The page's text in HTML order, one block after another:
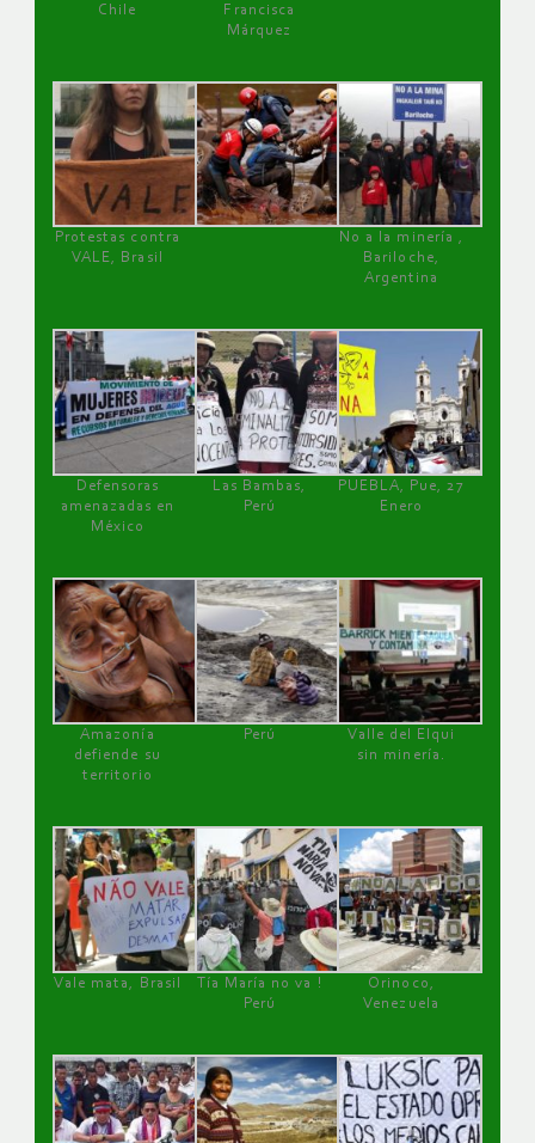
Chile
Francisca
Márquez
Protestas contra
VALE, Brasil
No a la minería ,
Bariloche,
Argentina
Defensoras
amenazadas en
México
Las Bambas,
Perú
PUEBLA, Pue, 27
Enero
Amazonía
defiende su
territorio
Perú
Valle del Elqui
sin minería.
Vale mata, Brasil
Tía María no va !
Perú
Orinoco,
Venezuela